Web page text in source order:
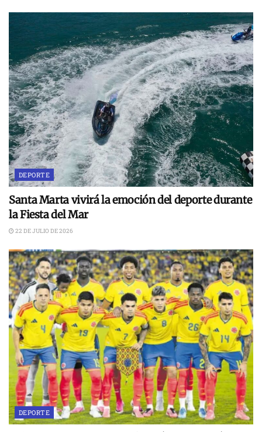
DEPORTE
Santa Marta vivirá la emoción del deporte durante
la Fiesta del Mar
22 DE JULIO DE 2026
DEPORTE